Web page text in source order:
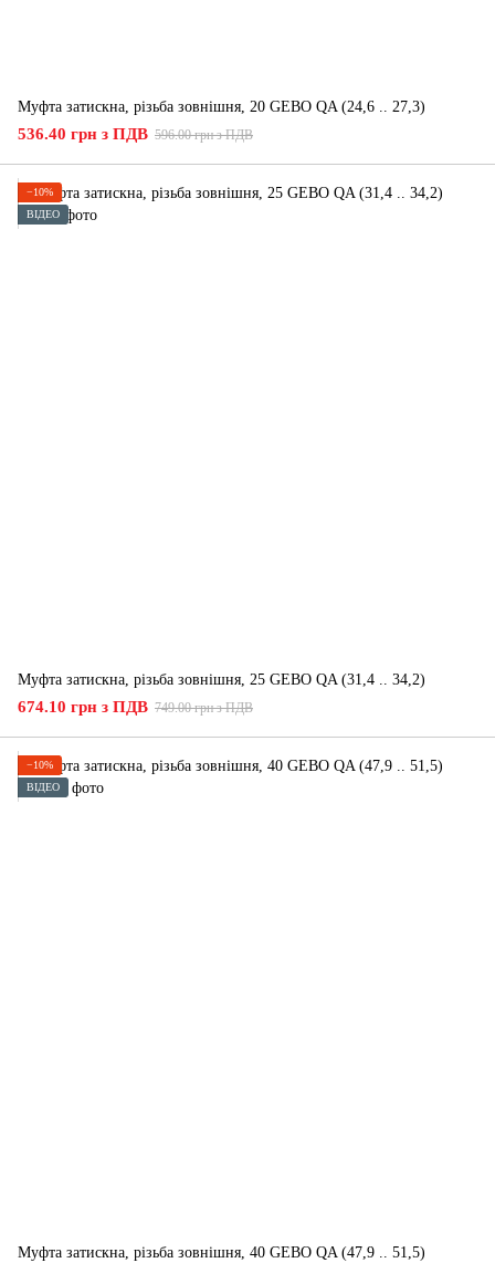
Муфта затискна, різьба зовнішня, 20 GEBO QA (24,6 .. 27,3)
536.40 грн з ПДВ 596.00 грн з ПДВ
−10%
ВІДЕО
Муфта затискна, різьба зовнішня, 25 GEBO QA (31,4 .. 34,2)
674.10 грн з ПДВ 749.00 грн з ПДВ
−10%
ВІДЕО
Муфта затискна, різьба зовнішня, 40 GEBO QA (47,9 .. 51,5)